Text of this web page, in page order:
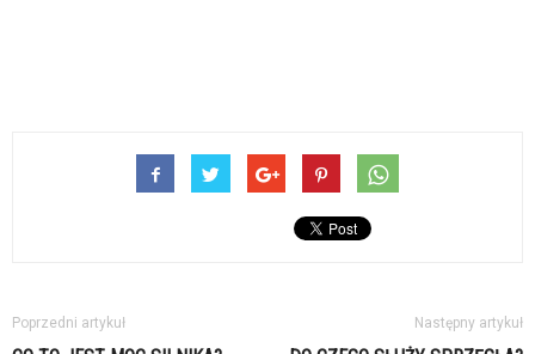
Poprzedni artykuł Następny artykuł